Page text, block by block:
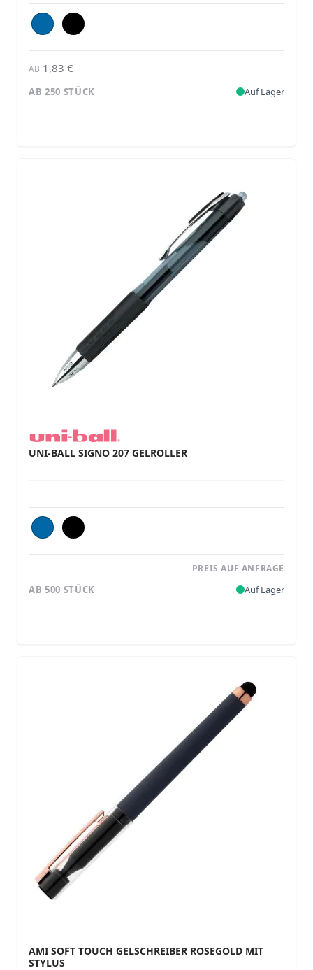
AB 1,83 €
AB 250 STÜCK Auf Lager
UNI-BALL SIGNO 207 GELROLLER
PREIS AUF ANFRAGE
AB 500 STÜCK Auf Lager
AMI SOFT TOUCH GELSCHREIBER ROSEGOLD MIT
STYLUS